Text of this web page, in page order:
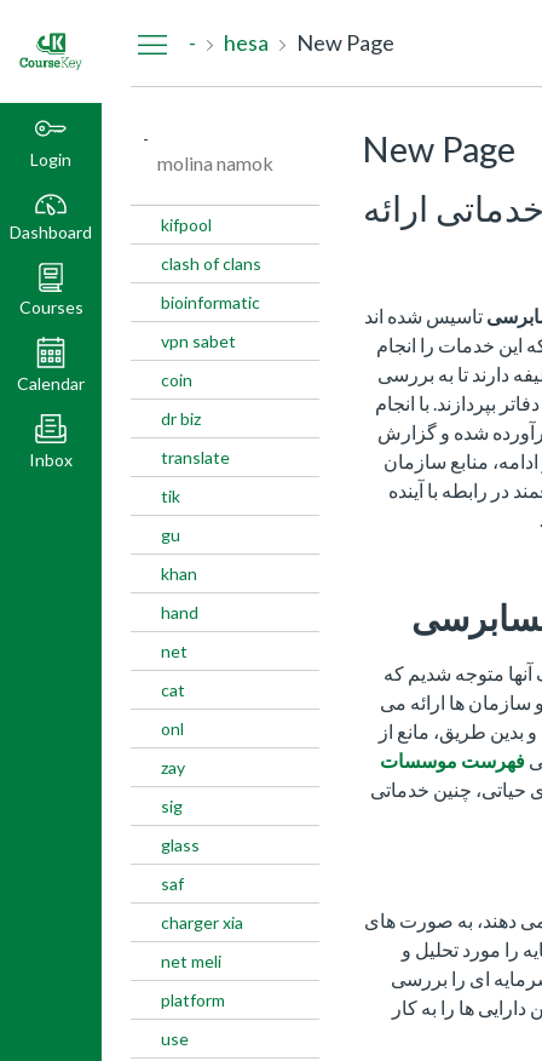
Login
Dashboard
Courses
Calendar
Inbox
- hesa New Page
-
molina namok
kifpool
clash of clans
bioinformatic
vpn sabet
coin
dr biz
translate
tik
gu
khan
hand
net
cat
onl
zay
sig
glass
saf
charger xia
net meli
platform
use
New Page
ارائه
تاسیس شده اند
این خدمات را انجام
دارند تا به بررسی
بپردازند. با انجام
شده و گزارش
منابع سازمان
در رابطه با آینده
متوجه شدیم که
ها ارائه می
بدین طریق، مانع از
فهرست موسسات
حیاتی، چنین خدماتی
دهند، به صورت های
را مورد تحلیل و
ای را بررسی
ها را به کار